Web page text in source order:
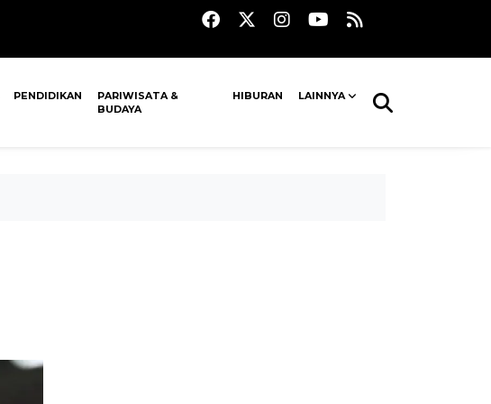
PENDIDIKAN
PARIWISATA &
BUDAYA
HIBURAN LAINNYA